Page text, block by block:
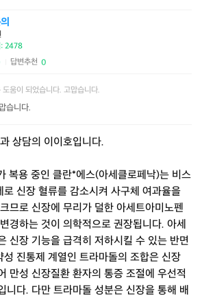
: 2478
답변추천 0
도움이 되었습니다. 고맙습니다.
습니다.
상담의 이이호입니다.
복용 중인 클란*에스(아세클로페낙)는 비스
로 신장 혈류를 감소시켜 사구체 여과율을
므로 신장에 무리가 덜한 아세트아미노펜
경하는 것이 의학적으로 권장됩니다. 아세
신장 기능을 급격히 저하시킬 수 있는 반면
진통제 계열인 트라마돌의 조합은 신장
만성 신장질환 환자의 통증 조절에 우선적
니다. 다만 트라마돌 성분은 신장을 통해 배